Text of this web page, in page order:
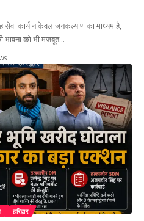
सेवा कार्य न केवल जनकल्याण का माध्यम है,
भावना को भी मजबूत…
हरिद्वार